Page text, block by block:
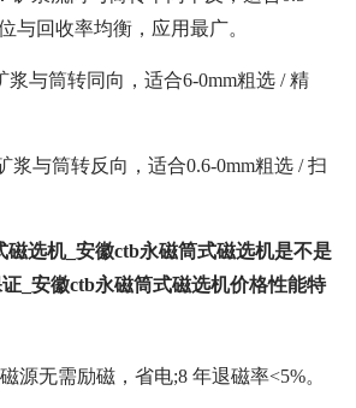
与回收率均衡，应用最广。
浆与筒转同向，适合6-0mm粗选 / 精
浆与筒转反向，适合0.6-0mm粗选 / 扫
磁选机_安徽ctb永磁筒式磁选机是不是
_安徽ctb永磁筒式磁选机价格性能特
源无需励磁，省电;8 年退磁率<5%。